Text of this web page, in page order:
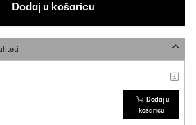
Dodaj u košaricu
Dodaj u
košaricu